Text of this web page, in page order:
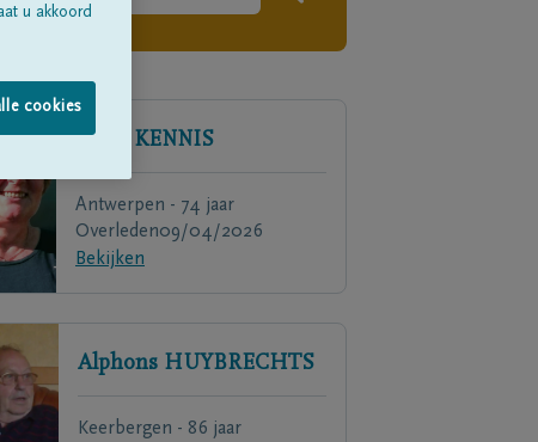
Chris KENNIS
Antwerpen - 74 jaar
Overleden09/04/2026
Bekijken
Alphons HUYBRECHTS
Keerbergen - 86 jaar
u akkoord
cookies